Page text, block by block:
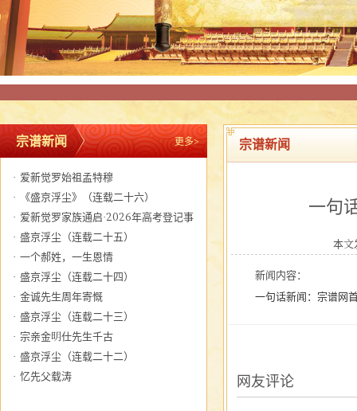
宗谱新闻 更多>
· 爱新觉罗始祖孟特穆
·
《盛京浮尘》（连载二十六）
· 爱新觉罗家族通启·2026年高考登记事
宜· 盛京浮尘（连载二十五）
· 一个郝姓，一生恩情
· 盛京浮尘（连载二十四）
· 金诚先生周年寄慨
· 盛京浮尘（连载二十三）
· 宗亲金明仕先生千古
· 盛京浮尘（连载二十二）
· 忆先父载涛
宗谱新闻
一句
本文
新闻内容：
一句话新闻：宗谱网
网友评论